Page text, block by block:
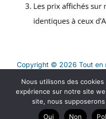
Copyright © 2026 Tout en
Politique
Nous utilisons des
expérience sur notre site
site, nous
Oui
Non